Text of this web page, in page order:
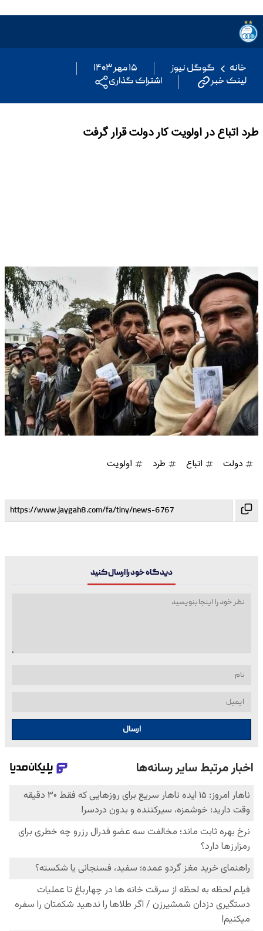
خانه گوگل نیوز
۱۵ مهر ۱۴۰۳
لینک خبر
اشتراک گذاری
طرد اتباع در اولویت کار دولت قرار گرفت
دولت اتباع طرد اولویت
دیدگاه خود را ارسال کنید
ارسال